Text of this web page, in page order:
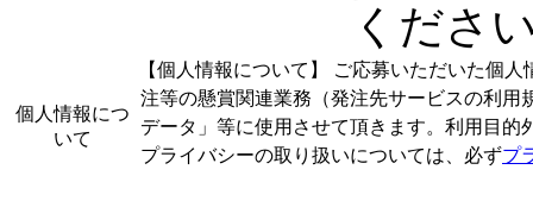
くださ
個人情報につ
いて
【個人情報について】 ご応募いただいた個
注等の懸賞関連業務（発注先サービスの利
データ」等に使用させて頂きます。利用目
プライバシーの取り扱いについては、必ずプ